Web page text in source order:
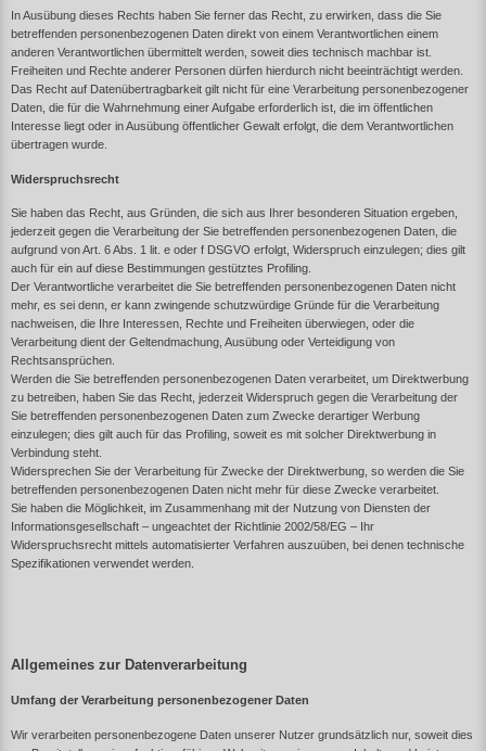
In Ausübung dieses Rechts haben Sie ferner das Recht, zu erwirken, dass die Sie
betreffenden personenbezogenen Daten direkt von einem Verantwortlichen einem
anderen Verantwortlichen übermittelt werden, soweit dies technisch machbar ist.
Freiheiten und Rechte anderer Personen dürfen hierdurch nicht beeinträchtigt werden.
Das Recht auf Datenübertragbarkeit gilt nicht für eine Verarbeitung personenbezogener
Daten, die für die Wahrnehmung einer Aufgabe erforderlich ist, die im öffentlichen
Interesse liegt oder in Ausübung öffentlicher Gewalt erfolgt, die dem Verantwortlichen
übertragen wurde.
Widerspruchsrecht
Sie haben das Recht, aus Gründen, die sich aus Ihrer besonderen Situation ergeben,
jederzeit gegen die Verarbeitung der Sie betreffenden personenbezogenen Daten, die
aufgrund von Art. 6 Abs. 1 lit. e oder f DSGVO erfolgt, Widerspruch einzulegen; dies gilt
auch für ein auf diese Bestimmungen gestütztes Profiling.
Der Verantwortliche verarbeitet die Sie betreffenden personenbezogenen Daten nicht
mehr, es sei denn, er kann zwingende schutzwürdige Gründe für die Verarbeitung
nachweisen, die Ihre Interessen, Rechte und Freiheiten überwiegen, oder die
Verarbeitung dient der Geltendmachung, Ausübung oder Verteidigung von
Rechtsansprüchen.
Werden die Sie betreffenden personenbezogenen Daten verarbeitet, um Direktwerbung
zu betreiben, haben Sie das Recht, jederzeit Widerspruch gegen die Verarbeitung der
Sie betreffenden personenbezogenen Daten zum Zwecke derartiger Werbung
einzulegen; dies gilt auch für das Profiling, soweit es mit solcher Direktwerbung in
Verbindung steht.
Widersprechen Sie der Verarbeitung für Zwecke der Direktwerbung, so werden die Sie
betreffenden personenbezogenen Daten nicht mehr für diese Zwecke verarbeitet.
Sie haben die Möglichkeit, im Zusammenhang mit der Nutzung von Diensten der
Informationsgesellschaft – ungeachtet der Richtlinie 2002/58/EG – Ihr
Widerspruchsrecht mittels automatisierter Verfahren auszuüben, bei denen technische
Spezifikationen verwendet werden.
Allgemeines zur Datenverarbeitung
Umfang der Verarbeitung personenbezogener Daten
Wir verarbeiten personenbezogene Daten unserer Nutzer grundsätzlich nur, soweit dies